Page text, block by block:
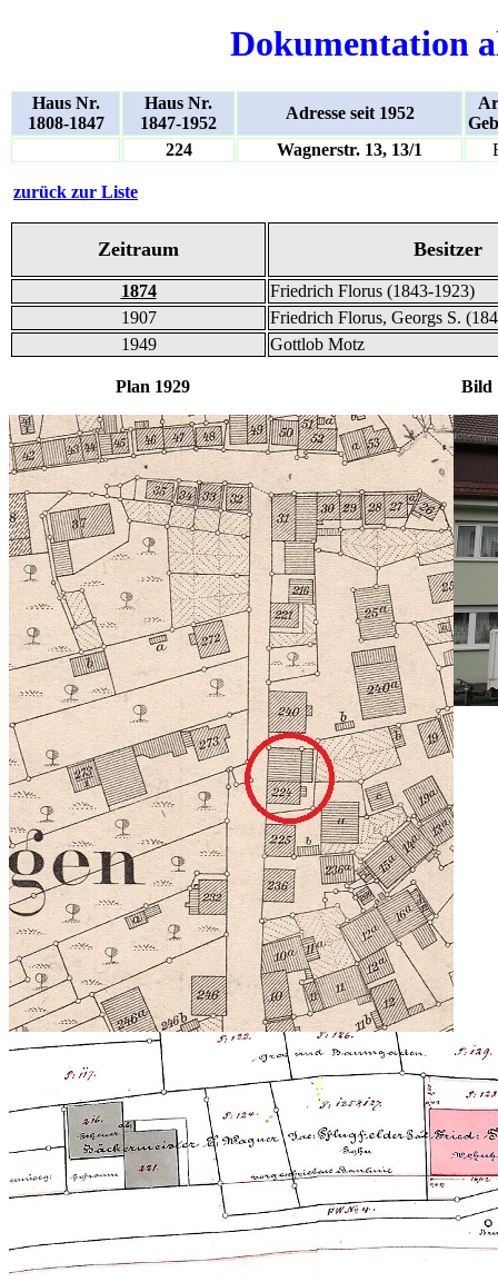
Dokumentation
Haus Nr.
1808-1847
Haus Nr.
1847-1952
Adresse seit 1952
224
Wagnerstr. 13, 13/1
zurück zur Liste
Zeitraum Besitzer
1874
Friedrich Florus (1843-1923)
1907
Friedrich Florus, Georgs S.
1949
Gottlob Motz
Plan 1929 Bild